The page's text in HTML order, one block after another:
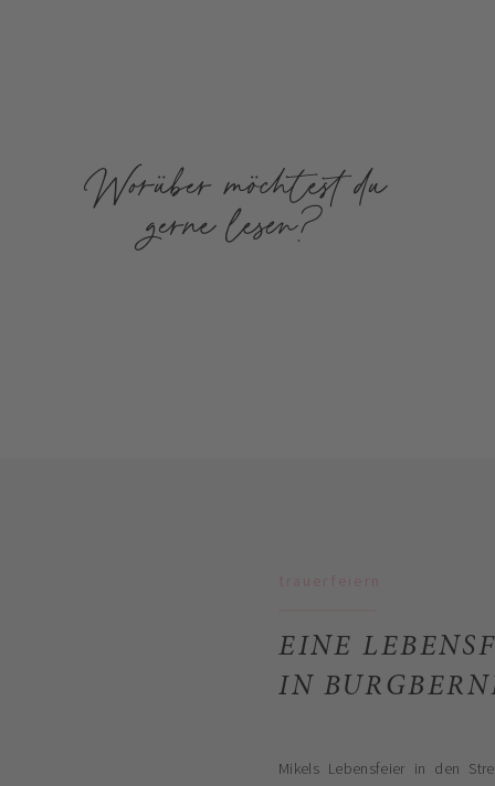
Worüber möchtest du
gerne lesen?
Mikels Lebensfeier in den
EINE
IN